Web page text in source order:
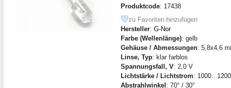
Produktcode: 17438
zu Favoriten hinzufügen
Hersteller: G-Nor
Farbe (Wellenlänge): gelb
Gehäuse / Abmessungen: 5,8x4,6
Linse, Typ: klar farblos
Spannungsfall, V: 2,0 V
Lichtstärke / Lichtstrom:
Abstrahlwinkel : 70° / 30°